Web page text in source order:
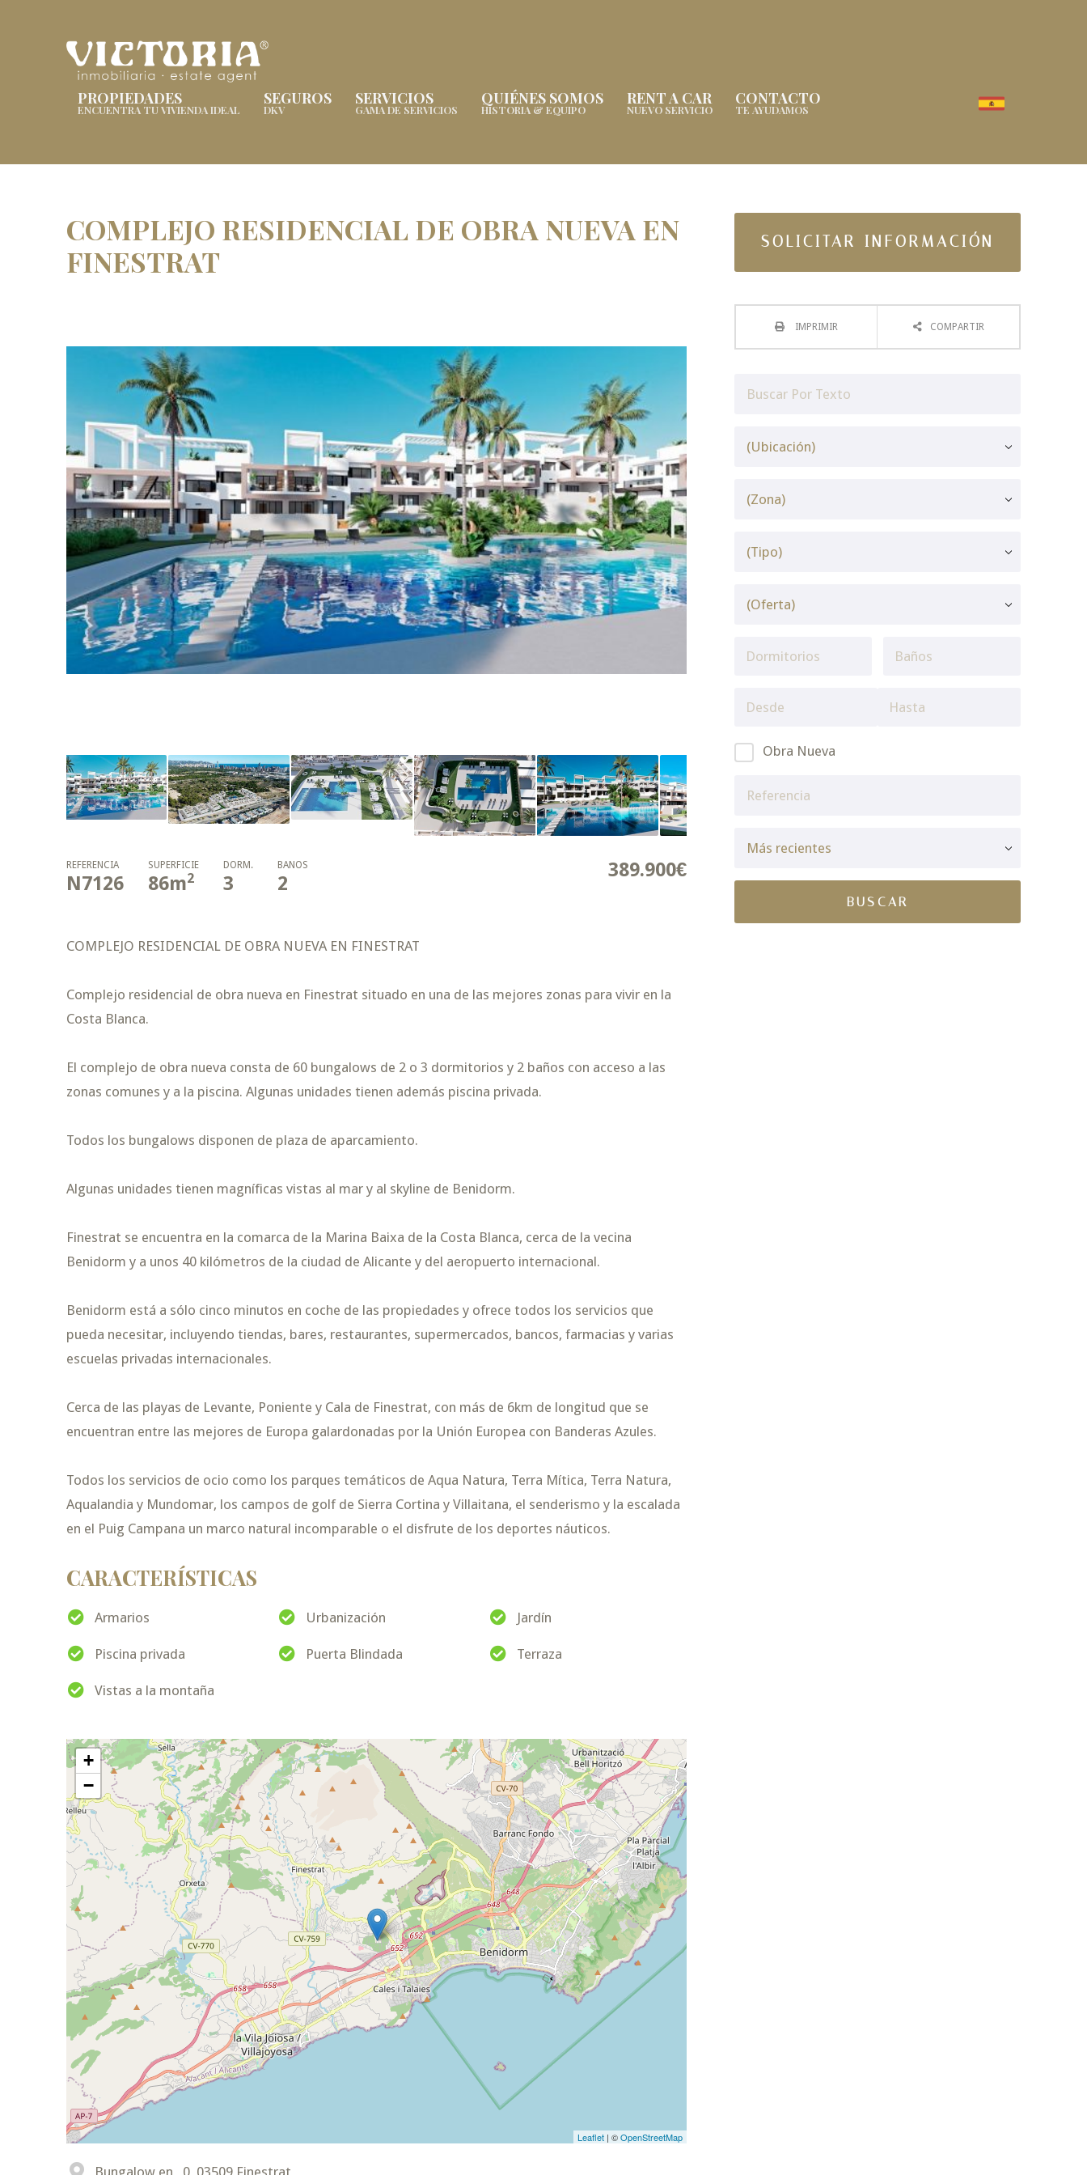
PROPIEDADES
ENCUENTRA TU VIVIENDA IDEAL
SEGUROS
DKV
SERVICIOS
GAMA DE SERVICIOS
QUIÉNES SOMOS
HISTORIA & EQUIPO
RENT A CAR
NUEVO SERVICIO
CONTACTO
TE AYUDAMOS
COMPLEJO RESIDENCIAL DE OBRA NUEVA EN
FINESTRAT
389.900€
REFERENCIA
N7126
SUPERFICIE
86m2
DORM.
3
BAÑOS
2
COMPLEJO RESIDENCIAL DE OBRA NUEVA EN FINESTRAT
Complejo residencial de obra nueva en Finestrat situado en una de las mejores zonas para vivir en la
Costa Blanca.
El complejo de obra nueva consta de 60 bungalows de 2 o 3 dormitorios y 2 baños con acceso a las
zonas comunes y a la piscina. Algunas unidades tienen además piscina privada.
Todos los bungalows disponen de plaza de aparcamiento.
Algunas unidades tienen magníficas vistas al mar y al skyline de Benidorm.
Finestrat se encuentra en la comarca de la Marina Baixa de la Costa Blanca, cerca de la vecina
Benidorm y a unos 40 kilómetros de la ciudad de Alicante y del aeropuerto internacional.
Benidorm está a sólo cinco minutos en coche de las propiedades y ofrece todos los servicios que
pueda necesitar, incluyendo tiendas, bares, restaurantes, supermercados, bancos, farmacias y varias
escuelas privadas internacionales.
Cerca de las playas de Levante, Poniente y Cala de Finestrat, con más de 6km de longitud que se
encuentran entre las mejores de Europa galardonadas por la Unión Europea con Banderas Azules.
Todos los servicios de ocio como los parques temáticos de Aqua Natura, Terra Mítica, Terra Natura,
Aqualandia y Mundomar, los campos de golf de Sierra Cortina y Villaitana, el senderismo y la escalada
en el Puig Campana un marco natural incomparable o el disfrute de los deportes náuticos.
CARACTERÍSTICAS
Armarios Urbanización Jardín
Piscina privada Puerta Blindada Terraza
Vistas a la montaña
+
−
Leaflet | ©OpenStreetMap
SOLICITAR INFORMACIÓN
IMPRIMIR COMPARTIR
Obra Nueva